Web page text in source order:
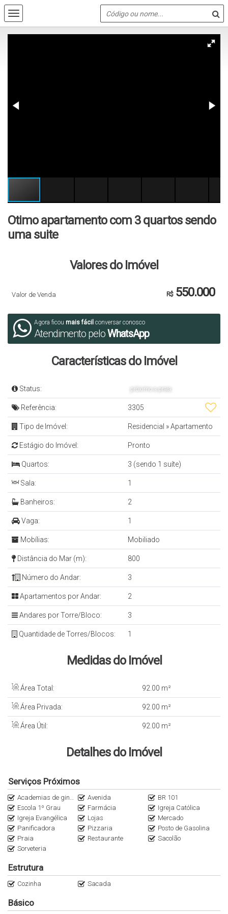
Otimo apartamento com 3 quartos sendo
uma suite
Valores do Imóvel
R$550.000
Valor de Venda
Agora ficou mais fácil conversar conosco
Atendimento peloWhatsApp
Características do Imóvel
Status: próximo a praia
Referência: 3305
Tipo de Imóvel: Residencial »Apartamento
Estágio do Imóvel: Pronto
Quartos: 3 (sendo 1 suíte)
Sala: 1
Banheiros: 2
Vaga: 1
Mobílias: Mobiliado
Distância do Mar (m): 800
Número do Andar: 3
Apartamentos por Andar: 2
Andares por Torre/Bloco: 3
Quantidade de Torres/Blocos: 1
Medidas do Imóvel
Área Total: 92 .00 m²
Área Privada: 92 .00 m²
Área Útil: 92 .00 m²
Detalhes do Imóvel
Serviços Próximos
Academias de ginástica Avenida
BR 101
Escola 1º Grau
Farmácia
Igreja Católica
Igreja Evangélica
Lojas
Mercado
Panificadora
Pizzaria
Posto de Gasolina
Praia
Restaurante
Sacolão
Sorveteria
Estrutura
Cozinha Sacada
Básico